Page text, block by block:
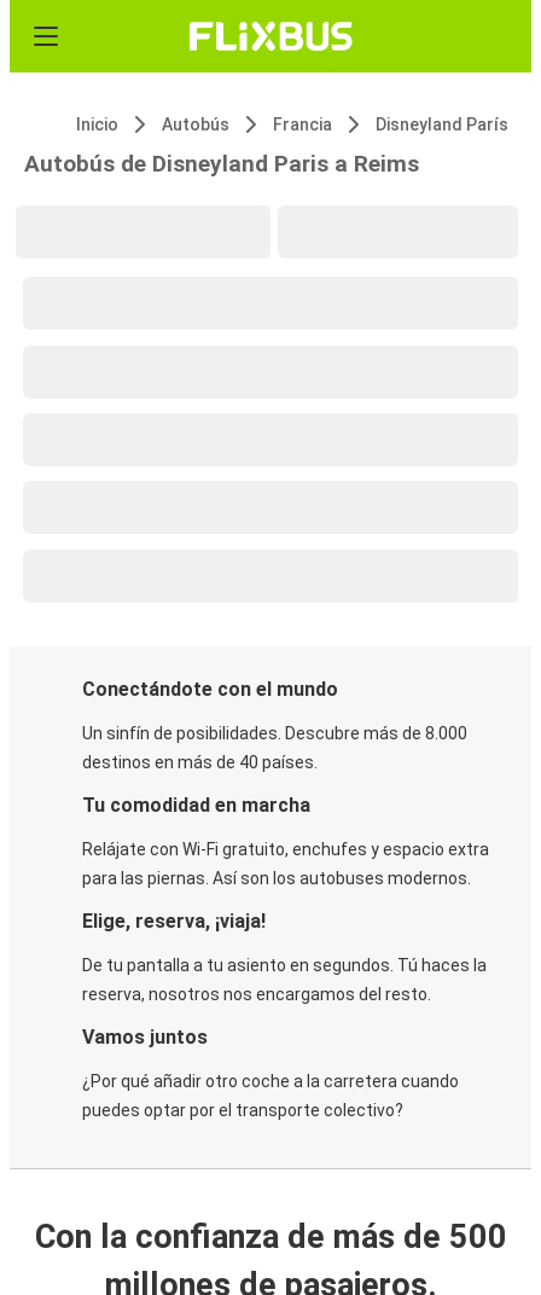
Inicio Autobús Francia Disneyland París
Autobús de Disneyland Paris a Reims
Conectándote con el mundo
Un sinfín de posibilidades. Descubre más de 8.000
destinos en más de 40 países.
Tu comodidad en marcha
Relájate con Wi-Fi gratuito, enchufes y espacio extra
para las piernas. Así son los autobuses modernos.
Elige, reserva, ¡viaja!
De tu pantalla a tu asiento en segundos. Tú haces la
reserva, nosotros nos encargamos del resto.
Vamos juntos
¿Por qué añadir otro coche a la carretera cuando
puedes optar por el transporte colectivo?
Con la confianza de más de 500
millones de pasajeros.